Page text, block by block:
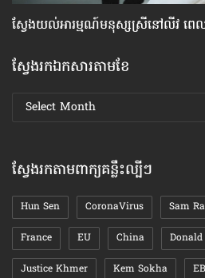
ស្វែង​យល់​អារម្មណ៍​មនុស្ស​ស្រី​នៅ​លីវ ពេ
ស្វែងរកឯកសារតាមខែ
ស្វែងរក
ឯកសារ
ស្វែងរកតាមពាក្យគន្លឹះល្បីៗ
Hun Sen CoronaVirus Sam
France EU China
Justice Khmer Kem Sokha